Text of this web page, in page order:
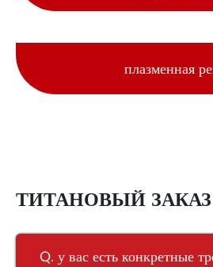
плазменная
ТИТАНОВЫЙ
Q. у вас есть конкретные